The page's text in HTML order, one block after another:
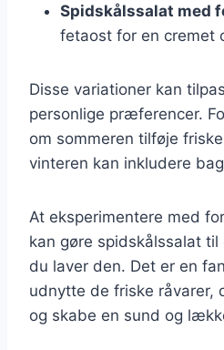
Spidskålssalat med
fetaost for en cremet
Disse variationer kan
personlige præferencer.
om sommeren tilføje
vinteren kan inkludere
At eksperimentere med
kan gøre spidskålssalat
du laver den. Det er en
udnytte de friske råvarer,
og skabe en sund og